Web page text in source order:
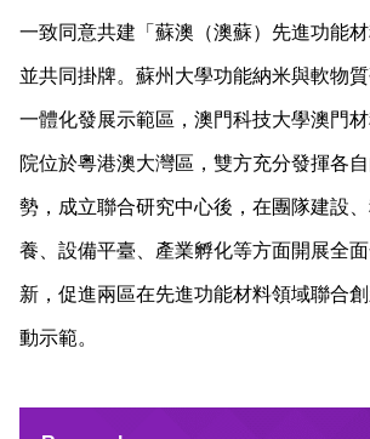
一致同意共建「蘇澳（澳蘇）先進功能材
並共同掛牌。蘇州大學功能納米與軟物
一體化發展示範區，澳門科技大學澳門
院位於粵港澳大灣區，雙方充分發揮各
勢，成立聯合研究中心後，在團隊建設
養、設備平臺、產業孵化等方面開展全
新，促進兩區在先進功能材料領域聯合
動示範。